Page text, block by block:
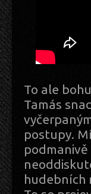
To ale
Tamás
postupy.
hudebních